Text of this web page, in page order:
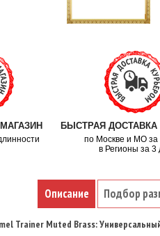
БЫСТРАЯ ДОСТАВКА
по Москве и МО за
в Регионы за 3
Описание Подбор
Trainer Muted Brass: